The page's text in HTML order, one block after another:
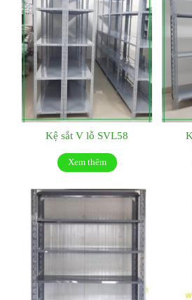
Kệ sắt V lỗ SVL58
Xem thêm